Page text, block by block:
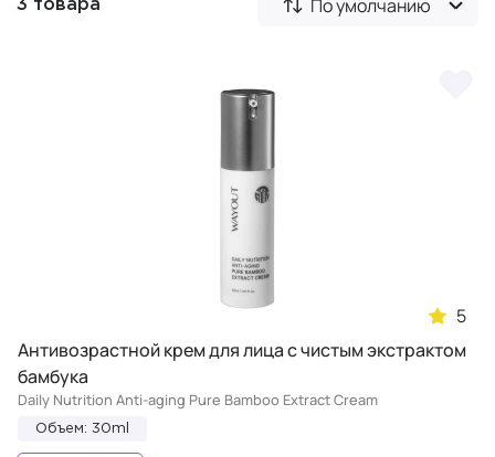
3 товара По умолчанию
5
Антивозрастной крем для лица с чистым экстрактом
бамбука
Daily Nutrition Anti-aging Pure Bamboo Extract Cream
Объем: 30ml